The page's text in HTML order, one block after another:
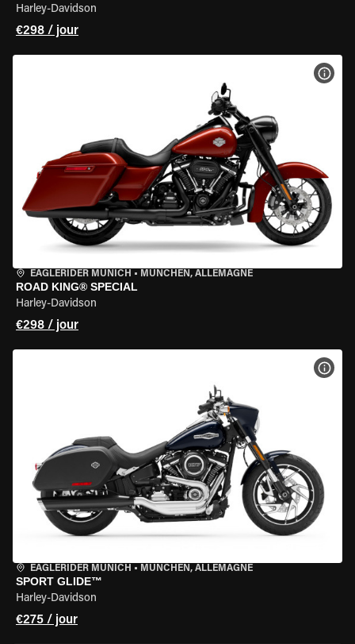
Harley-Davidson
€298 / jour
EAGLERIDER MUNICH • MÜNCHEN, ALLEMAGNE
ROAD KING® SPECIAL
Harley-Davidson
€298 / jour
EAGLERIDER MUNICH • MÜNCHEN, ALLEMAGNE
SPORT GLIDE™
Harley-Davidson
€275 / jour